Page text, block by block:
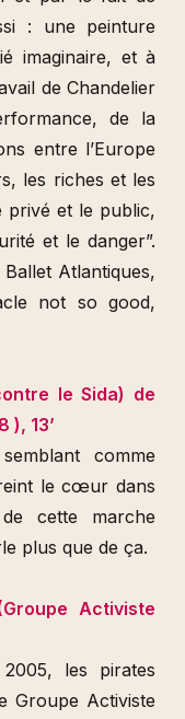
: une peinture
imaginaire, et à
de Chandelier
de la
entre l’Europe
les riches et les
privé et le public,
et le danger”.
Atlantiques,
not so good,
le Sida) de
), 13’
comme
le cœur dans
cette marche
plus que de ça.
Activiste
les pirates
Groupe Activiste